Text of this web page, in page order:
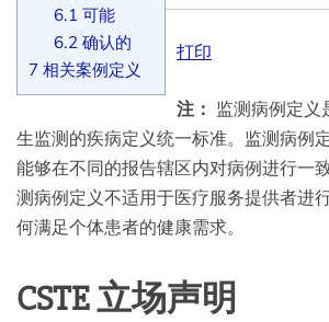
6.1 可能
6.2确认的
7 相关案例定义
打印
注： 监测病例定义
生监测的疾病定义统一标准。监测病例
能够在不同的报告辖区内对病例进行一
测病例定义不适用于医疗服务提供者进
何满足个体患者的健康需求。
CSTE 立场声明